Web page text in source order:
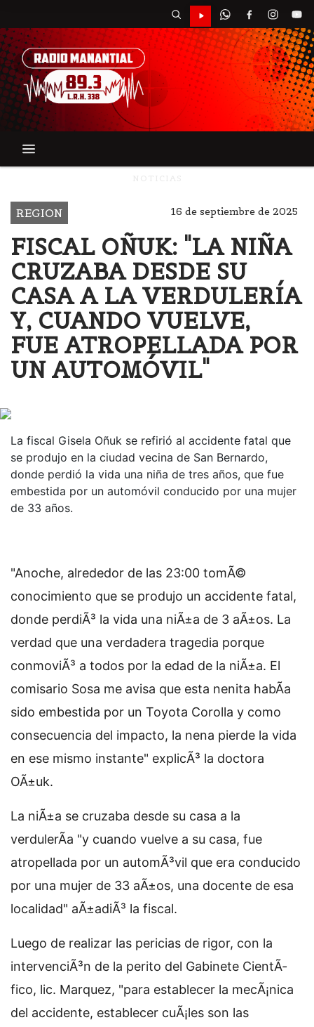
REGION 16 de septiembre de 2025
FISCAL OÑUK: "LA NIÑA
CRUZABA DESDE SU
CASA A LA VERDULERÍA
Y, CUANDO VUELVE,
FUE ATROPELLADA POR
UN AUTOMÓVIL"
La fiscal Gisela Oñuk se refirió al accidente fatal que
se produjo en la ciudad vecina de San Bernardo,
donde perdió la vida una niña de tres años, que fue
embestida por un automóvil conducido por una mujer
de 33 años.
"Anoche, alrededor de las 23:00 tomÃ©
conocimiento que se produjo un accidente fatal,
donde perdiÃ³ la vida una niÃ±a de 3 aÃ±os. La
verdad que una verdadera tragedia porque
conmoviÃ³ a todos por la edad de la niÃ±a. El
comisario Sosa me avisa que esta nenita habÃ­a
sido embestida por un Toyota Corolla y como
consecuencia del impacto, la nena pierde la vida
en ese mismo instante" explicÃ³ la doctora
OÃ±uk.
La niÃ±a se cruzaba desde su casa a la
verdulerÃ­a "y cuando vuelve a su casa, fue
atropellada por un automÃ³vil que era conducido
por una mujer de 33 aÃ±os, una docente de esa
localidad" aÃ±adiÃ³ la fiscal.
Luego de realizar las pericias de rigor, con la
intervenciÃ³n de la perito del Gabinete CientÃ­
fico, lic. Marquez, "para establecer la mecÃ¡nica
del accidente, establecer cuÃ¡les son las